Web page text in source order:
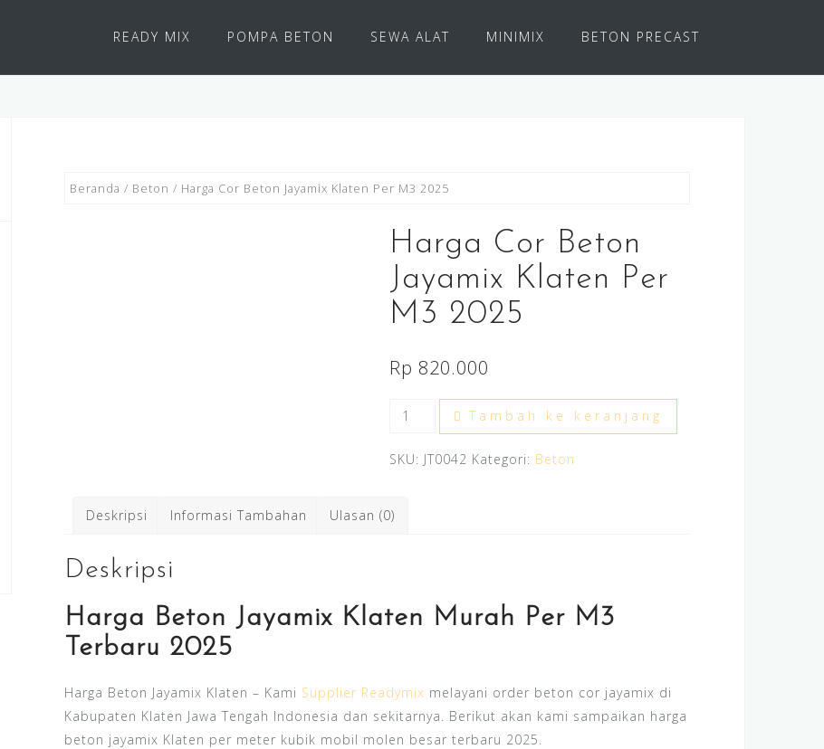
READY MIX POMPA BETON SEWA ALAT MINIMIX BETON PRECAST
Beranda / Beton / Harga Cor Beton Jayamix Klaten Per M3 2025
Harga Cor Beton
Jayamix Klaten Per
M3 2025
Rp 820.000
Kuantitas
Cor
Klaten
Tambah ke keranjang
SKU: JT0042 Kategori: Beton
Deskripsi Informasi Tambahan Ulasan (0)
Deskripsi
Harga Beton Jayamix Klaten Murah Per M3
Terbaru 2025
Harga Beton Jayamix Klaten – Kami Supplier Readymix melayani order beton cor jayamix di
Kabupaten Klaten Jawa Tengah Indonesia dan sekitarnya. Berikut akan kami sampaikan harga
beton jayamix Klaten per meter kubik mobil molen besar terbaru 2025.